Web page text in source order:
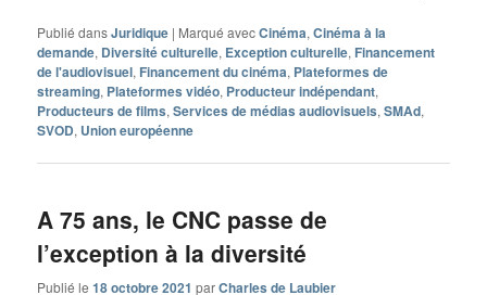
Publié dansJuridique | Marqué avecCinéma,Cinéma à la
demande, Diversité culturelle, Exception culturelle, Financement
de l'audiovisuel, Financement du cinéma, Plateformes de
streaming, Plateformes vidéo, Producteur indépendant,
Producteurs de films,Services de médias audiovisuels,SMAd,
SVOD, Union européenne
A 75 ans, le CNC passe de
l’exception à la diversité
Publié le18 octobre 2021 parCharles de Laubier